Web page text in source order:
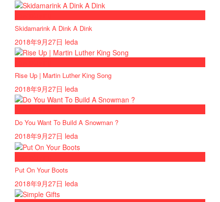
Skidamarink A Dink A Dink
2018年9月27日 leda
Rise Up | Martin Luther King Song
2018年9月27日 leda
Do You Want To Build A Snowman ?
2018年9月27日 leda
Put On Your Boots
2018年9月27日 leda